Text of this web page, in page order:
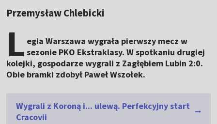
Przemysław Chlebicki
L egia Warszawa wygrała pierwszy mecz w
sezonie PKO Ekstraklasy. W spotkaniu drugiej
kolejki, gospodarze wygrali z Zagłębiem Lubin 2:0.
Obie bramki zdobył Paweł Wszołek.
Wygrali z Koroną i... ulewą. Perfekcyjny start
Cracovii